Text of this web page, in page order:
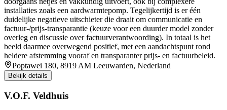
installaties zoals een aardwarmtepomp. Tegelijkertijd is er één
duidelijke negatieve uitschieter die draait om communicatie en
factuur-/prijs-transparantie (keuze voor een duurder model zonder
overleg en discussie over factuurverantwoording). In totaal is het
beeld daarmee overwegend positief, met een aandachtspunt rond
heldere afstemming vooraf en transparanter prijs- en factuurbeleid.
Poptawei 180, 8919 AM Leeuwarden, Nederland
Bekijk details
V.O.F. Veldhuis